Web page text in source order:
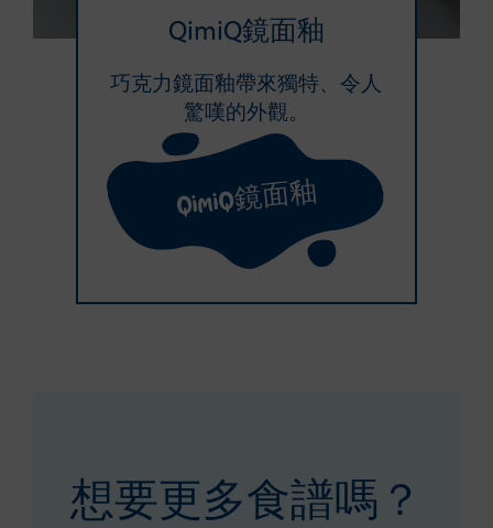
QimiQ鏡面釉
巧克力鏡面釉帶來獨特、令人
驚嘆的外觀。
QimiQ鏡面釉
想要更多食譜嗎？